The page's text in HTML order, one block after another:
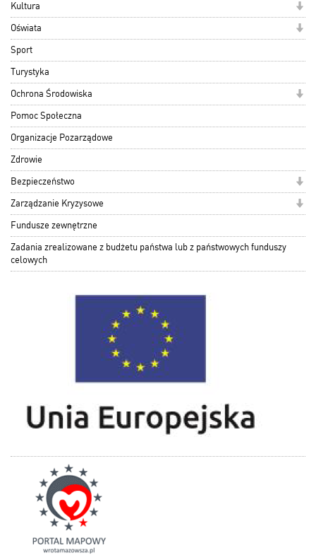
Kultura
Oświata
Sport
Turystyka
Ochrona Środowiska
Pomoc Społeczna
Organizacje Pozarządowe
Zdrowie
Bezpieczeństwo
Zarządzanie Kryzysowe
Fundusze zewnętrzne
Zadania zrealizowane z budżetu państwa lub z państwowych funduszy
celowych